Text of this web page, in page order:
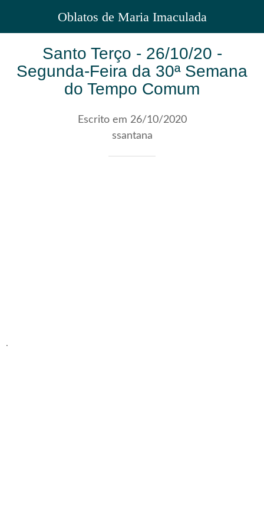
Oblatos de Maria Imaculada
Santo Terço - 26/10/20 -
Segunda-Feira da 30ª Semana
do Tempo Comum
Escrito em 26/10/2020
ssantana
.